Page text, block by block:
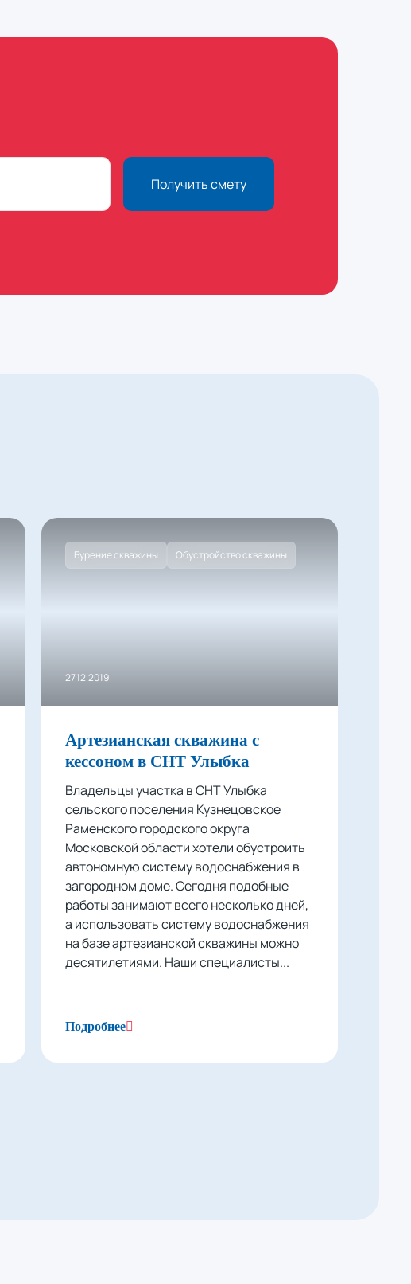
Получить смету
Бурение скважины Обустройство скважины
27.12.2019
Артезианская скважина с
кессоном в СНТ Улыбка
Владельцы участка в СНТ Улыбка
сельского поселения Кузнецовское
Раменского городского округа
Московской области хотели обустроить
автономную систему водоснабжения в
загородном доме. Сегодня подобные
работы занимают всего несколько дней,
а использовать систему водоснабжения
на базе артезианской скважины можно
десятилетиями. Наши специалисты...
Подробнее